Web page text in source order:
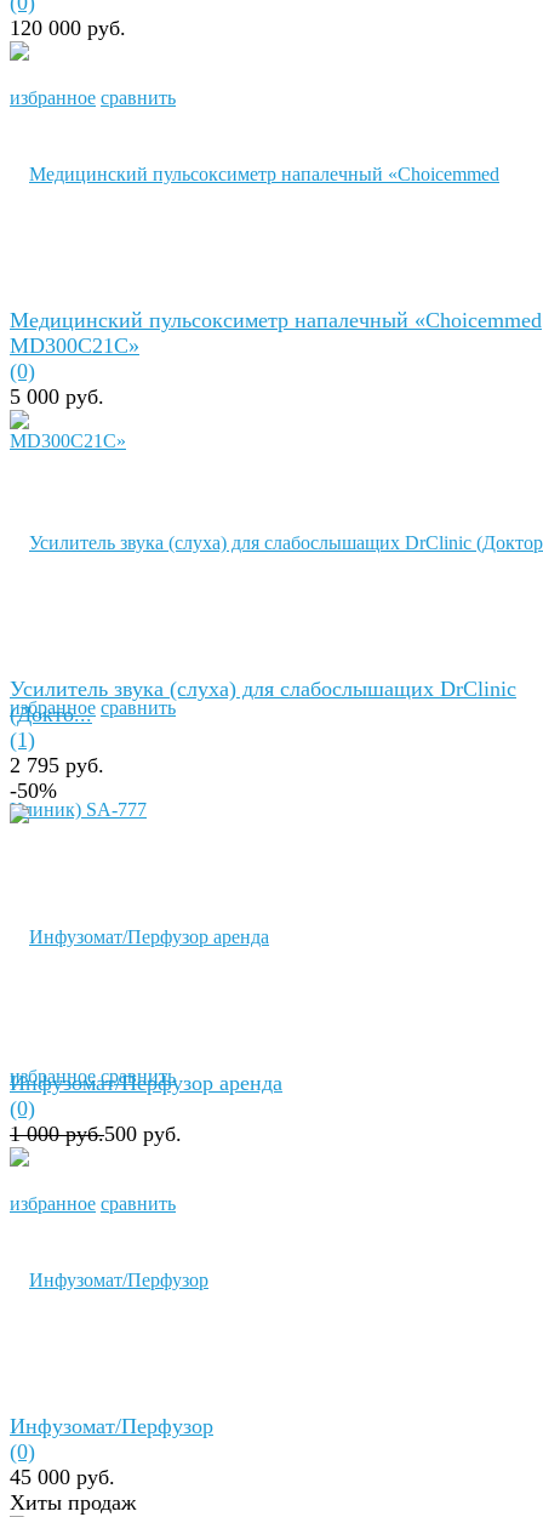
избранное сравнить
120 000 руб.
избранное сравнить
Медицинский пульсоксиметр напалечный «Сhoicemmed
MD300C21C»
(0)
5 000 руб.
избранное сравнить
Усилитель звука (слуха) для слабослышащих DrClinic
(Докто...
(1)
2 795 руб.
-50%
избранное сравнить
Инфузомат/Перфузор aренда
(0)
1 000 руб.500 руб.
Инфузомат/Перфузор
(0)
45 000 руб.
Хиты продаж